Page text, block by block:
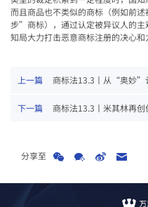
而且商品也不类似的商标（例如前
步” 商标），通过认定被异议人的
知局大力打击恶意商标注册的决心和
上一篇 商标法13.3丨从“奥妙”
下一篇 商标法13.3丨米其林再
分享至